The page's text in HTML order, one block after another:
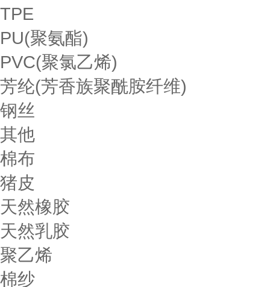
TPE
PU(聚氨酯)
PVC(聚氯乙烯)
芳纶(芳香族聚酰胺纤维)
钢丝
其他
棉布
猪皮
天然橡胶
天然乳胶
聚乙烯
棉纱